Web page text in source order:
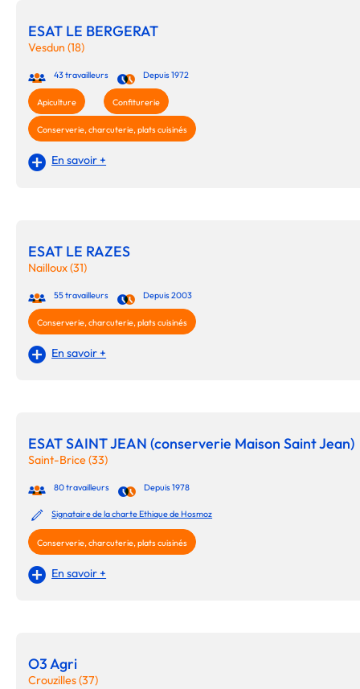
ESAT LE BERGERAT
Vesdun (18)
43 travailleurs Depuis 1972
Apiculture Confiturerie
Conserverie, charcuterie, plats cuisinés
En savoir +
ESAT LE RAZES
Nailloux (31)
55 travailleurs Depuis 2003
Conserverie, charcuterie, plats cuisinés
En savoir +
ESAT SAINT JEAN (conserverie Maison Saint Jean)
Saint-Brice (33)
80 travailleurs Depuis 1978
Signataire de la charte Ethique de Hosmoz
Conserverie, charcuterie, plats cuisinés
En savoir +
O3 Agri
Crouzilles (37)